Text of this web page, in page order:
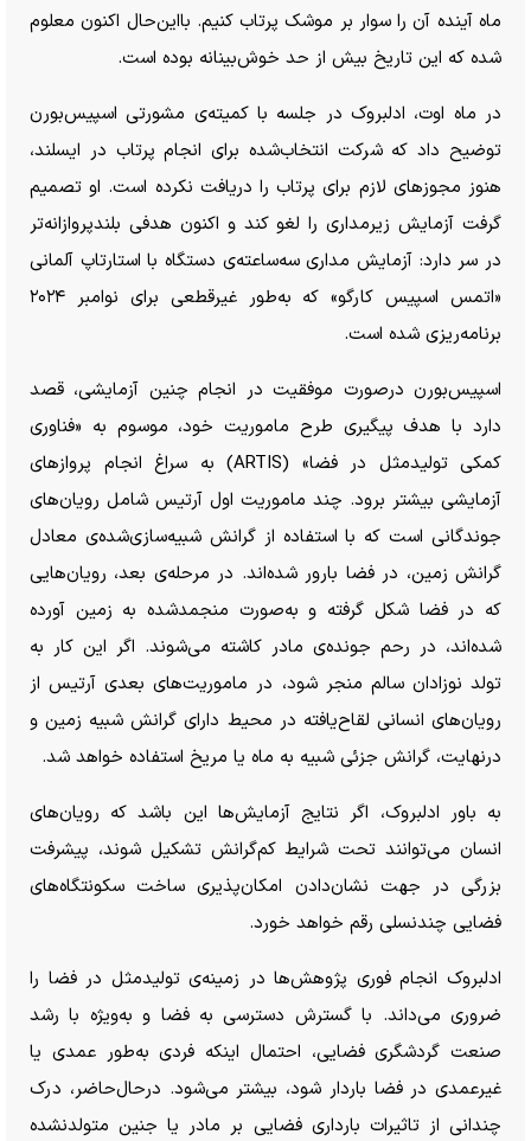
ماه آینده آن را سوار بر موشک پرتاب کنیم. بااین‌حال اکنون معلوم
شده که این تاریخ بیش از حد خوش‌بینانه بوده است.
در ماه اوت، ادلبروک در جلسه با کمیته‌ی مشورتی اسپیس‌بورن
توضیح داد که شرکت انتخاب‌شده برای انجام پرتاب در ایسلند،
هنوز مجوز‌های لازم برای پرتاب را دریافت نکرده است. او تصمیم
گرفت آزمایش زیرمداری را لغو کند و اکنون هدفی بلندپروازانه‌تر
در سر دارد: آزمایش مداری سه‌ساعته‌ی دستگاه با استارتاپ آلمانی
«اتمس اسپیس کارگو» که به‌طور غیرقطعی برای نوامبر ۲۰۲۴
برنامه‌ریزی شده است.
اسپیس‌بورن درصورت موفقیت در انجام چنین آزمایشی، قصد
دارد با هدف پیگیری طرح ماموریت خود، موسوم به «فناوری
کمکی تولیدمثل در فضا» (ARTIS) به سراغ انجام پرواز‌های
آزمایشی بیشتر برود. چند ماموریت اول آرتیس شامل رویان‌های
جوندگانی است که با استفاده از گرانش شبیه‌سازی‌شده‌ی معادل
گرانش زمین، در فضا بارور شده‌اند. در مرحله‌ی بعد، رویان‌هایی
که در فضا شکل گرفته و به‌صورت منجمدشده به زمین آورده
شده‌اند، در رحم جونده‌ی مادر کاشته می‌شوند. اگر این کار به
تولد نوزادان سالم منجر شود، در ماموریت‌های بعدی آرتیس از
رویان‌های انسانی لقاح‌یافته در محیط دارای گرانش شبیه زمین و
درنهایت، گرانش جزئی شبیه به ماه یا مریخ استفاده خواهد شد.
به باور ادلبروک، اگر نتایج آزمایش‌ها این باشد که رویان‌های
انسان می‌توانند تحت شرایط کم‌گرانش تشکیل شوند، پیشرفت
بزرگی در جهت نشان‌دادن امکان‌پذیری ساخت سکونتگاه‌های
فضایی چندنسلی رقم خواهد خورد.
ادلبروک انجام فوری پژوهش‌ها در زمینه‌ی تولیدمثل در فضا را
ضروری می‌داند. با گسترش دسترسی به فضا و به‌ویژه با رشد
صنعت گردشگری فضایی، احتمال اینکه فردی به‌طور عمدی یا
غیرعمدی در فضا باردار شود، بیشتر می‌شود. درحال‌حاضر، درک
چندانی از تاثیرات بارداری فضایی بر مادر یا جنین متولدنشده